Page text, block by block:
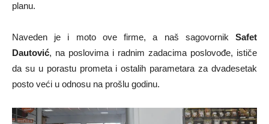
planu.
Naveden je i moto ove firme, a naš sagovornik Safet
Dautović, na poslovima i radnim zadacima poslovođe, ističe
da su u porastu prometa i ostalih parametara za dvadesetak
posto veći u odnosu na prošlu godinu.